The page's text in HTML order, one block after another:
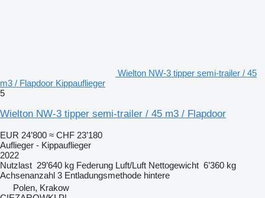
Wielton NW-3 tipper semi-trailer / 45
m3 / Flapdoor Kippauflieger
5
Wielton NW-3 tipper semi-trailer / 45 m3 / Flapdoor
EUR 24’800 ≈ CHF 23’180
Auflieger - Kippauflieger
2022
Nutzlast 29’640 kg Federung Luft/Luft Nettogewicht 6’360 kg
Achsenanzahl 3 Entladungsmethode hintere
Polen, Krakow